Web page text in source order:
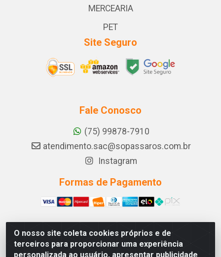
O nosso site coleta cookies próprios e de
terceiros para proporcionar uma experiência
personalizada ao usuário, apresentar publicidade
MERCEARIA
PET
Site Seguro
Fale Conosco
(75) 99878-7910
atendimento.sac@sopassaros.com.br
Instagram
Formas de Pagamento
A PINA DOS SANTOS DELEZZOTTE LTDA - RODOVIA BA
233, 27 - ZONA RURAL, ITABERABA/BA - CEP 46.880-